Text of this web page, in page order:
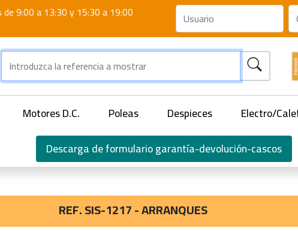
de 9:00 a 13:30 y 15:30 a 19:00
Motores D.C. Poleas Despieces Electro/
Descarga de formulario garantía-devolución-cascos
REF. SIS-1217 - ARRANQUES